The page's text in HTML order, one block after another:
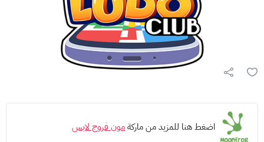
اضغط هنا للمزيد من ماركةمون فروج لابس